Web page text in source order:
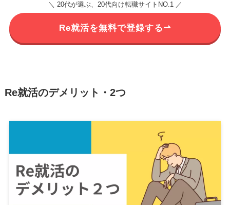
＼ 20代が選ぶ、20代向け転職サイトNO.1 ／
Re就活を無料で登録する⇀
Re就活のデメリット・2つ